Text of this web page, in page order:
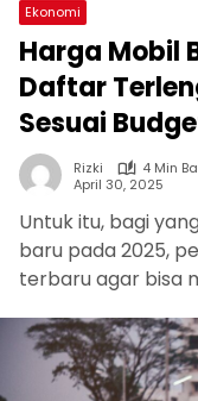
Ekonomi
Harga Mobil
Daftar
Sesuai
Rizki
4 Min
April 30, 2025
Untuk itu, bagi
baru pada 2025,
terbaru agar bisa